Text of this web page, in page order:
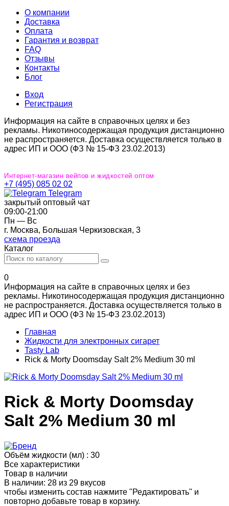
О компании
Доставка
Оплата
Гарантия и возврат
FAQ
Отзывы
Контакты
Блог
Вход
Регистрация
Информация на сайте в справочных целях и без
рекламы. Никотиносодержащая продукция дистанционно
не распространяется. Доставка осуществляется только в
адрес ИП и ООО (ФЗ № 15-ФЗ 23.02.2013)
Интернет-магазин вейпов и жидкостей оптом
+7 (495) 085 02 02
Telegram
закрытый оптовый чат
09:00‐21:00
Пн — Вс
г. Москва, Большая Черкизовская, 3
схема проезда
Каталог
0
Информация на сайте в справочных целях и без
рекламы. Никотиносодержащая продукция дистанционно
не распространяется. Доставка осуществляется только в
адрес ИП и ООО (ФЗ № 15-ФЗ 23.02.2013)
Главная
Жидкости для электронных сигарет
Tasty Lab
Rick & Morty Doomsday Salt 2% Medium 30 ml
Rick & Morty Doomsday
Salt 2% Medium 30 ml
Объём жидкости (мл) : 30
Все характеристики
Товар в наличии
В наличии: 28 из 29 вкусов
чтобы изменить состав нажмите "Редактировать" и
повторно добавьте товар в корзину.